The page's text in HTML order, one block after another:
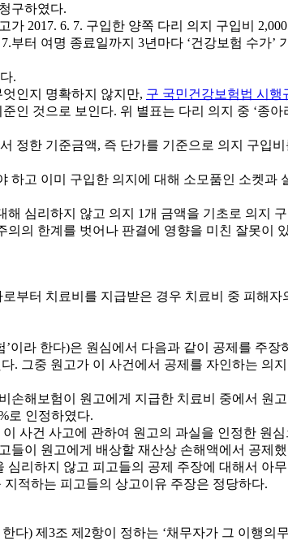
구하였다.
2017. 6. 7. 구입한 양쪽 다리 의지 구입비
부터 여명 종료일까지 3년마다 ‘건강보험 수가
.
인지 명확하지 않지만, 구 국민건강보험법 시행
인 것으로 보인다. 위 별표는 다리 의지 중 ‘종
정한 기준금액, 즉 단가를 기준으로 의지 구입
하고 이미 구입한 의지에 대해 소모품인 소켓
심리하지 않고 의지 1개 금액을 기초로 의지
의 한계를 벗어나 판결에 영향을 미친 잘못이
부터 치료비를 지급받은 경우 치료비 중 피해
이라 한다)은 원심에서 다음과 같이 공제를 주
. 그중 원고가 이 사건에서 공제를 자인하는 의
손해보험이 원고에게 지급한 치료비 중에서 원
로 인정하였다.
사건 사고에 관하여 원고의 과실을 인정한 원
들이 원고에게 배상할 재산상 손해액에서 공제
리하지 않고 피고들의 공제 주장에 대해서 아
적하는 피고들의 상고이유 주장은 정당하다.
다) 제3조 제2항이 정하는 ‘채무자가 그 이행